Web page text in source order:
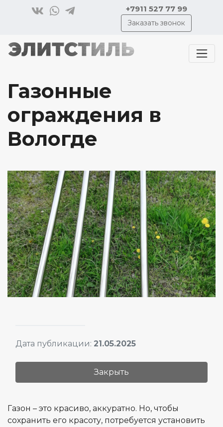
+7911 527 77 99
Заказать звонок
Газонные
ограждения в
Вологде
Дата публикации: 21.05.2025
Закрыть
Газон – это красиво, аккуратно. Но, чтобы
сохранить его красоту, потребуется установить